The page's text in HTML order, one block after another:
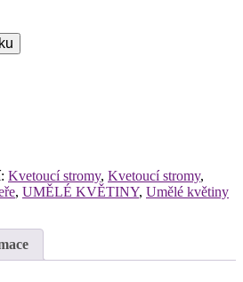
Kvetoucí stromy, Kvetoucí stromy,
, UMĚLÉ KVĚTINY, Umělé květiny